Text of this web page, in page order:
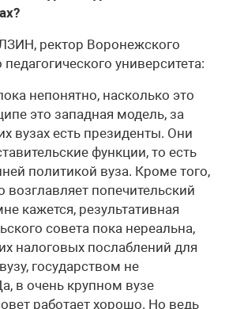
ректор Воронежского
университета:
непонятно, насколько это
это западная модель, за
вузах есть президенты. Они
функции, то есть
политикой вуза. Кроме того,
возглавляет попечительский
кажется, результативная
совета пока нереальна,
налоговых послаблений для
государством не
в очень крупном вузе
работает хорошо. Но ведь